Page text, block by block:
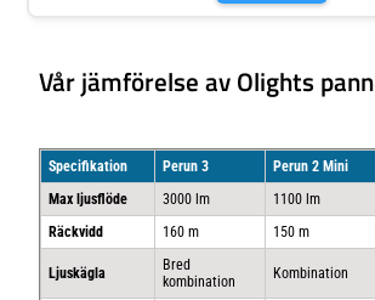
Vår jämförelse av Olights
Specifikation Perun 3 Perun 2 Mini
Max ljusflöde
3000 lm 1100 lm
Räckvidd
160 m 150 m
Ljuskägla
Bred
kombination
Kombination